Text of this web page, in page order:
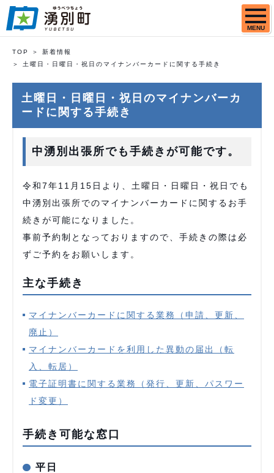
MENU
TOP
新着情報
土曜日・日曜日・祝日のマイナンバーカードに関する手続き
土曜日・日曜日・祝日のマイナンバーカ
ードに関する手続き
中湧別出張所でも手続きが可能です。
令和7年11月15日より、土曜日・日曜日・祝日でも
中湧別出張所でのマイナンバーカードに関するお手
続きが可能になりました。
事前予約制となっておりますので、手続きの際は必
ずご予約をお願いします。
主な手続き
マイナンバーカードに関する業務（申請、更新、
廃止）
マイナンバーカードを利用した異動の届出（転
入、転居）
電子証明書に関する業務（発行、更新、パスワー
ド変更）
手続き可能な窓口
平日